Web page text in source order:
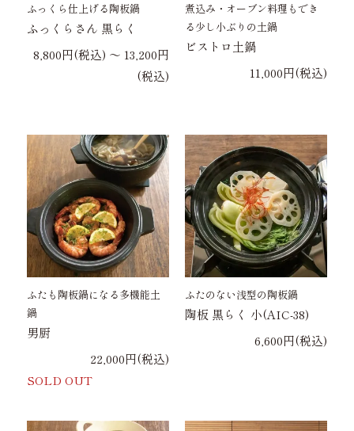
ふっくら仕上げる陶板鍋
ふっくらさん 黒らく
8,800円(税込) 〜 13,200円
(税込)
煮込み・オーブン料理もでき
る少し小ぶりの土鍋
ビストロ土鍋
11,000円(税込)
ふたも陶板鍋になる多機能土
鍋
男厨
22,000円(税込)
SOLD OUT
ふたのない浅型の陶板鍋
陶板 黒らく 小(AIC-38)
6,600円(税込)